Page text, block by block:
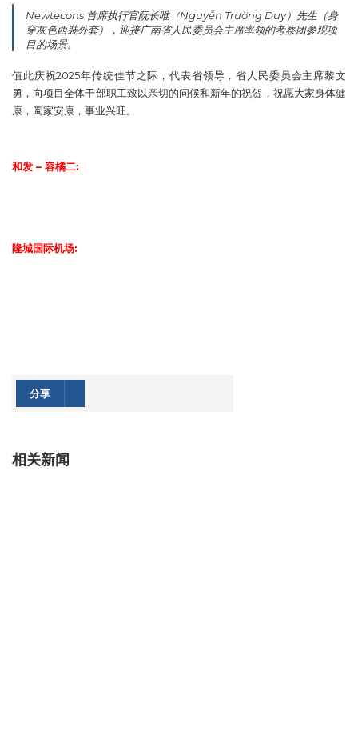
Newtecons 首席执行官阮长唯（Nguyễn Trường Duy）先生（身
穿灰色西裝外套），迎接广南省人民委员会主席率领的考察团参观项
目的场景。
值此庆祝2025年传统佳节之际，代表省领导，省人民委员会主席黎文
勇，向项目全体干部职工致以亲切的问候和新年的祝贺，祝愿大家身体健
康，阖家安康，事业兴旺。
和发 – 容橘二:
隆城国际机场:
分享
相关新闻